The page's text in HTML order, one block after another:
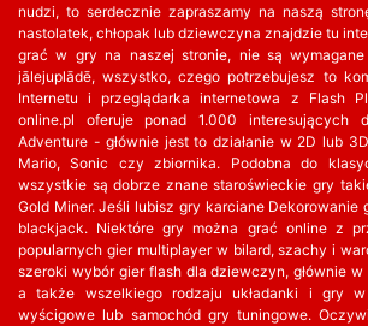
nudzi, to serdecznie zapraszamy na naszą
nastolatek, chłopak lub dziewczyna znajdzie tu
grać w gry na naszej stronie, nie są
jālejuplādē, wszystko, czego potrzebujesz to
Internetu i przeglądarka internetowa z Flash
online.pl oferuje ponad 1.000 interesujących
Adventure - głównie jest to działanie w 2D lub
Mario, Sonic czy zbiornika. Podobna do
wszystkie są dobrze znane staroświeckie gry
Gold Miner. Jeśli lubisz gry karciane Dekorowanie
blackjack. Niektóre gry można grać online z
popularnych gier multiplayer w bilard, szachy i
szeroki wybór gier flash dla dziewczyn, głównie
a także wszelkiego rodzaju układanki i gry w
wyścigowe lub samochód gry tuningowe.